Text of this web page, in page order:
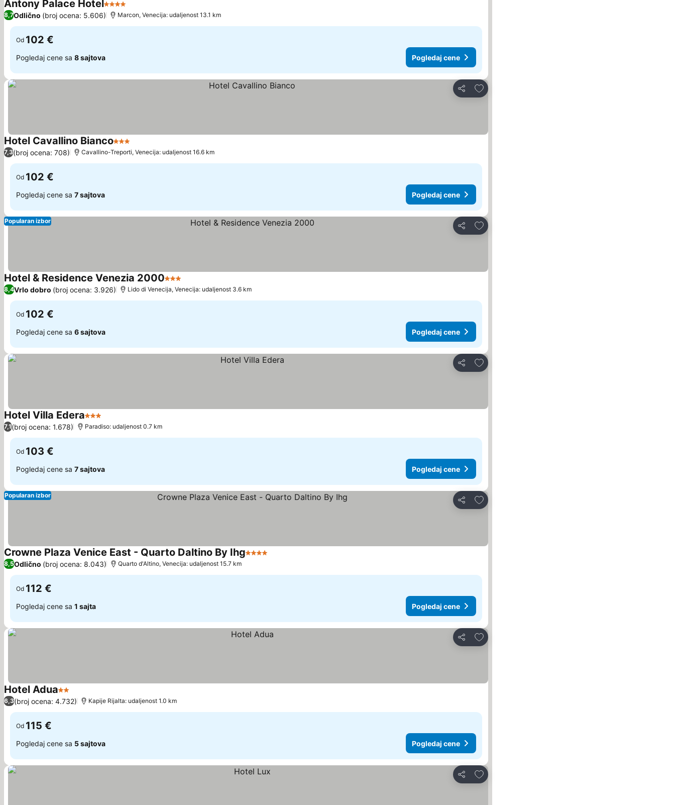
Antony Palace Hotel4 Zvezdice
8,7Odlično (broj ocena: 5.606) Marcon, Venecija: udaljenost 13.1 km
Od 102 €
Pogledaj cene sa 8 sajtova Pogledaj cene
Deli
Dodati u favorite
Hotel Cavallino Bianco3 Zvezdice
7,3(broj ocena: 708) Cavallino-Treporti, Venecija: udaljenost 16.6 km
Od 102 €
Pogledaj cene sa 7 sajtova Pogledaj cene
Deli
Dodati u favorite
Popularan izbor
Hotel & Residence Venezia 20003 Zvezdice
8,4Vrlo dobro (broj ocena: 3.926) Lido di Venecija, Venecija: udaljenost 3.6 km
Od 102 €
Pogledaj cene sa 6 sajtova Pogledaj cene
Deli
Dodati u favorite
Hotel Villa Edera3 Zvezdice
7,1(broj ocena: 1.678) Paradiso: udaljenost 0.7 km
Od 103 €
Pogledaj cene sa 7 sajtova Pogledaj cene
Deli
Dodati u favorite
Popularan izbor
Crowne Plaza Venice East - Quarto Daltino By Ihg4 Zvezdice
8,5Odlično (broj ocena: 8.043) Quarto d'Altino, Venecija: udaljenost 15.7 km
Od 112 €
Pogledaj cene sa 1 sajta Pogledaj cene
Deli
Dodati u favorite
Hotel Adua2 Zvezdice
6,3(broj ocena: 4.732) Kapije Rijalta: udaljenost 1.0 km
Od 115 €
Pogledaj cene sa 5 sajtova Pogledaj cene
Deli
Dodati u favorite